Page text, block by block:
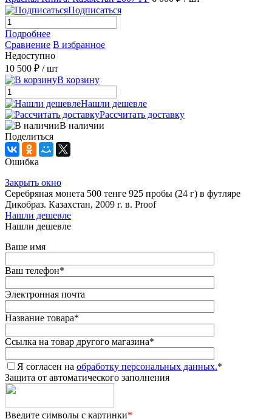
Подписаться
Подробнее
Сравнение В избранное
Недоступно
10 500 ₽ / шт
В корзину
Нашли дешевле
Рассчитать доставку
В наличии
Поделиться
Ошибка
Закрыть окно
Серебряная монета 500 тенге 925 пробы (24 г) в футляре
Дикобраз. Казахстан, 2009 г. в. Proof
Нашли дешевле
Нашли дешевле
Ваше имя
Ваш телефон*
Электронная почта
Название товара*
Ссылка на товар другого магазина*
Я согласен на обработку персональных данных.*
Защита от автоматического заполнения
Введите символы с картинки*